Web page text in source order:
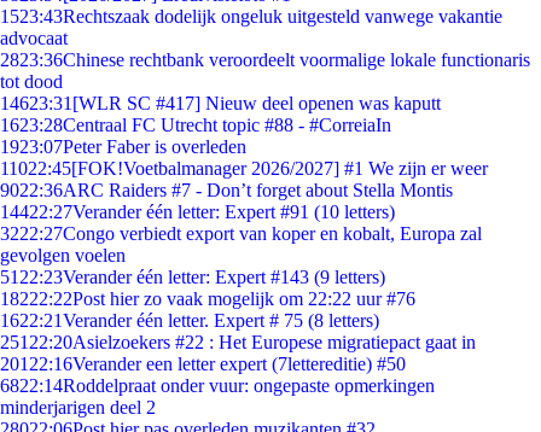
1523:43Rechtszaak dodelijk ongeluk uitgesteld vanwege vakantie
advocaat
2823:36Chinese rechtbank veroordeelt voormalige lokale functionaris
tot dood
14623:31 [WLR SC #417] Nieuw deel openen was kaputt
1623:28Centraal FC Utrecht topic #88 - #CorreiaIn
1923:07Peter Faber is overleden
11022:45[FOK!Voetbalmanager 2026/2027] #1 We zijn er weer
9022:36ARC Raiders #7 - Don’t forget about Stella Montis
14422:27Verander één letter: Expert #91 (10 letters)
3222:27Congo verbiedt export van koper en kobalt, Europa zal
gevolgen voelen
51 22:23Verander één letter: Expert #143 (9 letters)
18222:22Post hier zo vaak mogelijk om 22:22 uur #76
1622:21Verander één letter. Expert # 75 (8 letters)
251 22:20Asielzoekers #22 : Het Europese migratiepact gaat in
201 22:16Verander een letter expert (7lettereditie) #50
6822:14Roddelpraat onder vuur: ongepaste opmerkingen
minderjarigen deel 2